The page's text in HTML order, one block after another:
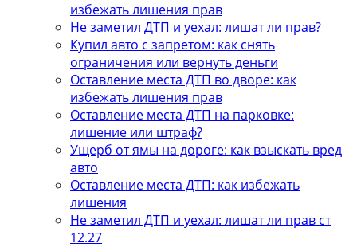
избежать лишения прав
Не заметил ДТП и уехал: лишат ли прав?
Купил авто с запретом: как снять
ограничения или вернуть деньги
Оставление места ДТП во дворе: как
избежать лишения прав
Оставление места ДТП на парковке:
лишение или штраф?
Ущерб от ямы на дороге: как взыскать вред
авто
Оставление места ДТП: как избежать
лишения
Не заметил ДТП и уехал: лишат ли прав ст
12.27